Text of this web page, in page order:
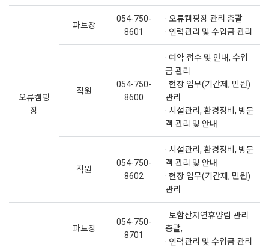
오류캠핑
장
파트장
054-750-
8601
· 오류캠핑장 관리 총괄
· 인력관리 및 수입금 관리
직원
054-750-
8600
· 예약 접수 및 안내, 수입
금 관리
· 현장 업무(기간제, 민원)
관리
· 시설관리, 환경정비, 방문
객 관리 및 안내
직원
054-750-
8602
· 시설관리, 환경정비, 방문
객 관리 및 안내
· 현장 업무(기간제, 민원)
관리
파트장
054-750-
8701
· 토함산자연휴양림 관리
총괄,
· 인력관리 및 수입금 관리